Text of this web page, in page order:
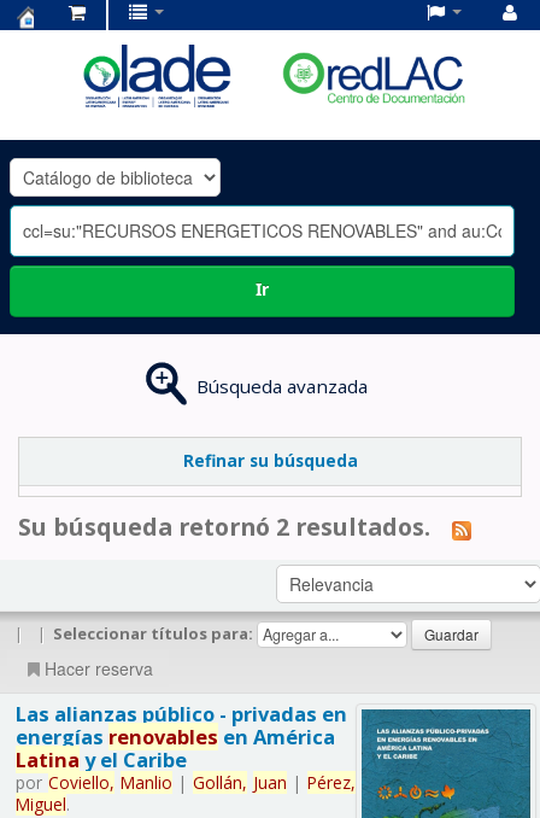
OLADE
-
Ir
Búsqueda avanzada
Refinar su búsqueda
Su búsqueda retornó 2 resultados.
| | Seleccionar títulos para:
Hacer reserva
Las alianzas público - privadas en
energías renovables en América
Latina y el Caribe
por Coviello, Manlio | Gollán, Juan | Pérez,
Miguel.